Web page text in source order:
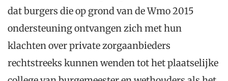
dat burgers die op grond van de Wmo 2015
ondersteuning ontvangen zich met hun
klachten over private zorgaanbieders
rechtstreeks kunnen wenden tot het plaatselijke